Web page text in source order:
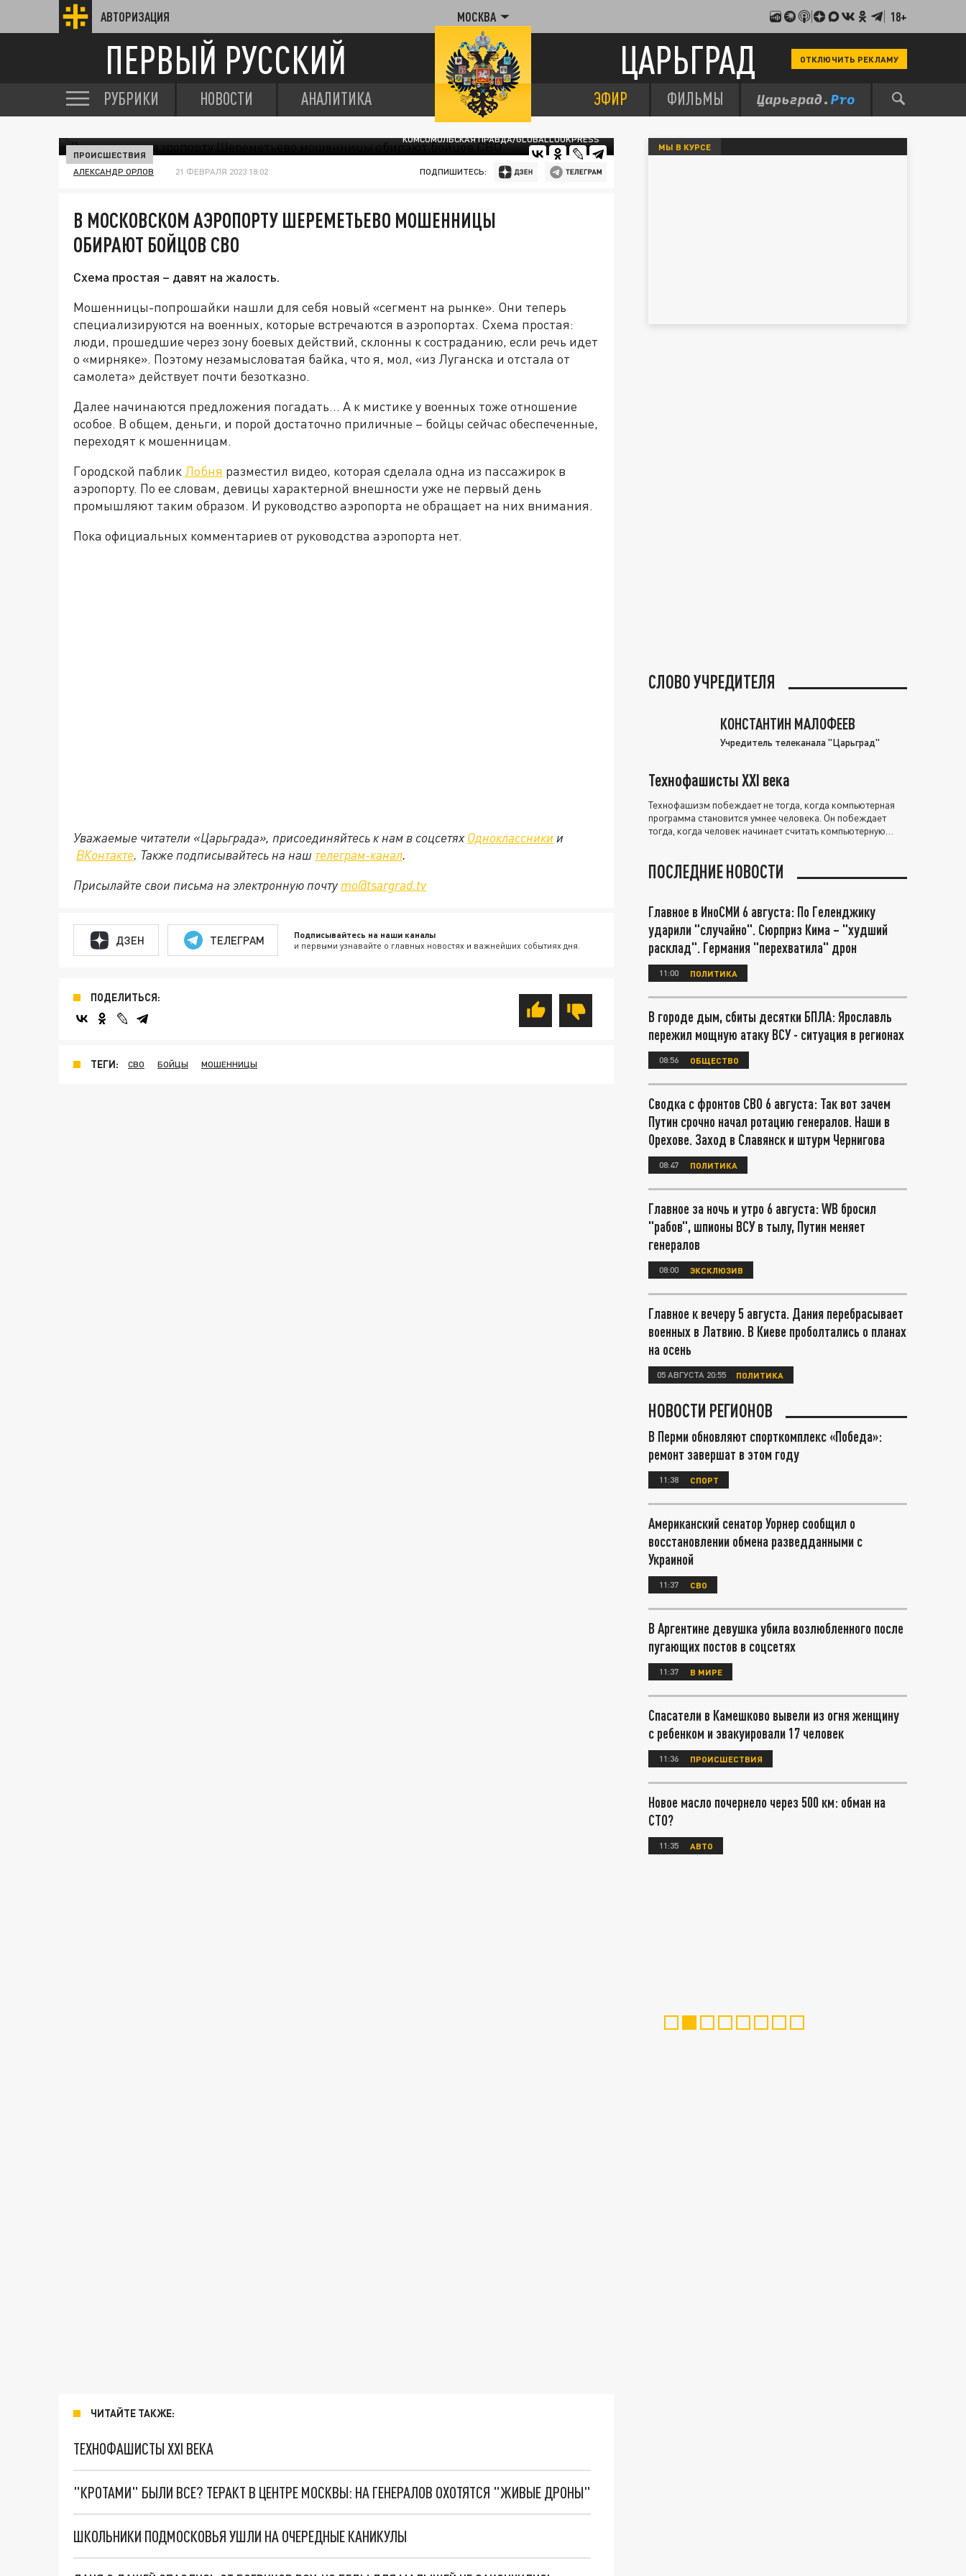
АВТОРИЗАЦИЯ МОСКВА 18+
ПЕРВЫЙ РУССКИЙ ЦАРЬГРАД ОТКЛЮЧИТЬ РЕКЛАМУ
РУБРИКИ НОВОСТИ АНАЛИТИКА ЭФИР ФИЛЬМЫ
КОМСОМОЛЬСКАЯ ПРАВДА/GLOBALLOOKPRESS
ПРОИСШЕСТВИЯ
АЛЕКСАНДР ОРЛОВ 21 ФЕВРАЛЯ 2023 18:02 ПОДПИШИТЕСЬ:
В МОСКОВСКОМ АЭРОПОРТУ ШЕРЕМЕТЬЕВО МОШЕННИЦЫ
ОБИРАЮТ БОЙЦОВ СВО
Схема простая – давят на жалость.
Мошенницы-попрошайки нашли для себя новый «сегмент на рынке». Они теперь
специализируются на военных, которые встречаются в аэропортах. Схема простая:
люди, прошедшие через зону боевых действий, склонны к состраданию, если речь идет
о «мирняке». Поэтому незамысловатая байка, что я, мол, «из Луганска и отстала от
самолета» действует почти безотказно.
Далее начинаются предложения погадать... А к мистике у военных тоже отношение
особое. В общем, деньги, и порой достаточно приличные – бойцы сейчас обеспеченные,
переходят к мошенницам.
Городской паблик Лобня разместил видео, которая сделала одна из пассажирок в
аэропорту. По ее словам, девицы характерной внешности уже не первый день
промышляют таким образом. И руководство аэропорта не обращает на них внимания.
Пока официальных комментариев от руководства аэропорта нет.
Уважаемые читатели «Царьграда», присоединяйтесь к нам в соцсетях Одноклассники и
ВКонтакте. Также подписывайтесь на наш телеграм-канал.
Присылайте свои письма на электронную почту mo@tsargrad.tv
ДЗЕН ТЕЛЕГРАМ Подписывайтесь на наши каналы
и первыми узнавайте о главных новостях и важнейших событиях дня.
ПОДЕЛИТЬСЯ:
ТЕГИ: СВО БОЙЦЫ МОШЕННИЦЫ
ЧИТАЙТЕ ТАКЖЕ:
ТЕХНОФАШИСТЫ XXI ВЕКА
"КРОТАМИ" БЫЛИ ВСЕ? ТЕРАКТ В ЦЕНТРЕ МОСКВЫ: НА ГЕНЕРАЛОВ ОХОТЯТСЯ "ЖИВЫЕ ДРОНЫ"
ШКОЛЬНИКИ ПОДМОСКОВЬЯ УШЛИ НА ОЧЕРЕДНЫЕ КАНИКУЛЫ
МЫ В КУРСЕ
СЛОВО УЧРЕДИТЕЛЯ
КОНСТАНТИН МАЛОФЕЕВ
Учредитель телеканала "Царьград"
Технофашисты XXI века
Технофашизм побеждает не тогда, когда компьютерная
программа становится умнее человека. Он побеждает
тогда, когда человек начинает считать компьютерную
ПОСЛЕДНИЕ НОВОСТИ
Главное в ИноСМИ 6 августа: По Геленджику
ударили "случайно". Сюрприз Кима – "худший
расклад". Германия "перехватила" дрон
11:00 ПОЛИТИКА
В городе дым, сбиты десятки БПЛА: Ярославль
пережил мощную атаку ВСУ - ситуация в регионах
08:56 ОБЩЕСТВО
Сводка с фронтов СВО 6 августа: Так вот зачем
Путин срочно начал ротацию генералов. Наши в
Орехове. Заход в Славянск и штурм Чернигова
08:47 ПОЛИТИКА
Главное за ночь и утро 6 августа: WB бросил
"рабов", шпионы ВСУ в тылу, Путин меняет
генералов
08:00 ЭКСКЛЮЗИВ
Главное к вечеру 5 августа. Дания перебрасывает
военных в Латвию. В Киеве проболтались о планах
на осень
05 АВГУСТА 20:55 ПОЛИТИКА
НОВОСТИ РЕГИОНОВ
В Перми обновляют спорткомплекс «Победа»:
ремонт завершат в этом году
11:38 СПОРТ
Американский сенатор Уорнер сообщил о
восстановлении обмена разведданными с
Украиной
11:37 СВО
В Аргентине девушка убила возлюбленного после
пугающих постов в соцсетях
11:37 В МИРЕ
Спасатели в Камешково вывели из огня женщину
с ребенком и эвакуировали 17 человек
11:36 ПРОИСШЕСТВИЯ
Новое масло почернело через 500 км: обман на
СТО?
11:35 АВТО